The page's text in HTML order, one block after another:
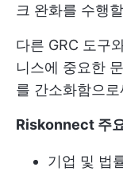
크 완화를 수행
다른 GRC 도구
니스에 중요한
를 간소화함으
Riskonnect 주
기업 및 법